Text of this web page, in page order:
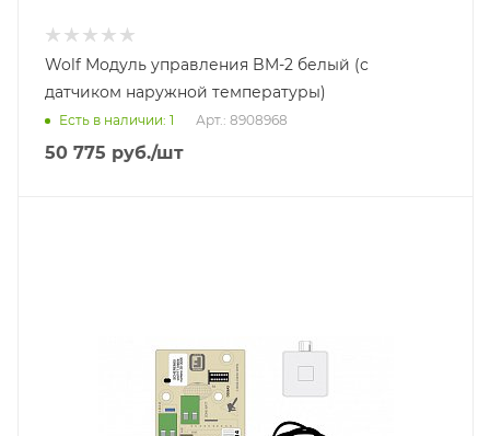
Wolf Модуль управления BM-2 белый (с
датчиком наружной температуры)
Есть в наличии: 1 Арт.: 8908968
50 775 руб./шт